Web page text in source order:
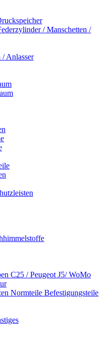
/ Manschetten /
Anlasser
C25 / Peugeot J5/ WoMo
Normteile Befestigungsteile